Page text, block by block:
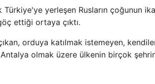
yerleşen Rusların çoğunun
ettiği ortaya çıktı.
orduya katılmak istemeyen,
olmak üzere ülkenin birçok